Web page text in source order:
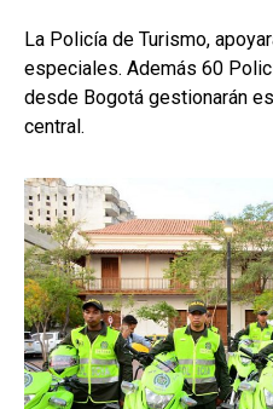
La Policía de Turismo,
especiales. Además 60
desde Bogotá gestionarán
central.